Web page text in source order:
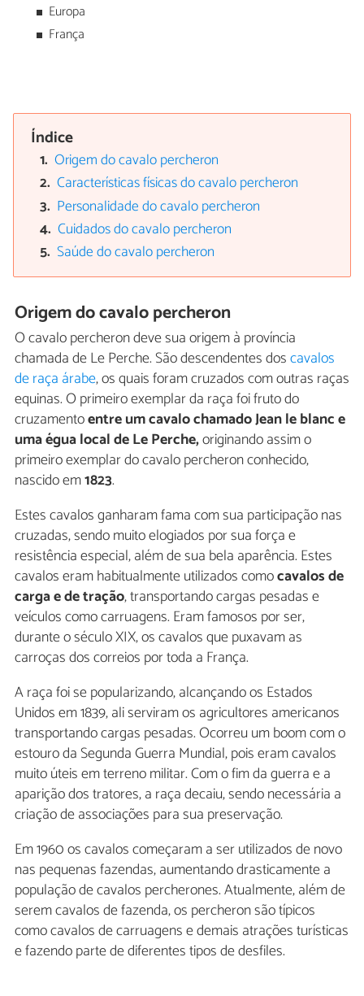
Europa
França
Índice
Origem do cavalo percheron
Características físicas do cavalo percheron
Personalidade do cavalo percheron
Cuidados do cavalo percheron
Saúde do cavalo percheron
Origem do cavalo percheron
O cavalo percheron deve sua origem à província
chamada de Le Perche. São descendentes doscavalos
de raça árabe, os quais foram cruzados com outras raças
equinas. O primeiro exemplar da raça foi fruto do
cruzamentoentre um cavalo chamadoJean le blanc e
uma égua local deLe Perche,originando assim o
primeiro exemplar do cavalo percheron conhecido,
nascido em1823.
Estes cavalos ganharam fama com sua participação nas
cruzadas, sendo muito elogiados por sua força e
resistência especial, além de sua bela aparência. Estes
cavalos eram habitualmente utilizados comocavalos de
carga e de tração, transportando cargas pesadas e
veículos como carruagens. Eram famosos por ser,
durante o século XIX, os cavalos que puxavam as
carroças dos correios por toda a França.
A raça foi se popularizando, alcançando os Estados
Unidos em 1839, ali serviram os agricultores americanos
transportando cargas pesadas. Ocorreu um boom com o
estouro da Segunda Guerra Mundial, pois eram cavalos
muito úteis em terreno militar. Com o fim da guerra e a
aparição dos tratores, a raça decaiu, sendo necessária a
criação de associações para sua preservação.
Em 1960 os cavalos começaram a ser utilizados de novo
nas pequenas fazendas, aumentando drasticamente a
população de cavalos percherones. Atualmente, além de
serem cavalos de fazenda, os percheron são típicos
como cavalos de carruagens e demais atrações turísticas
e fazendo parte de diferentes tipos de desfiles.